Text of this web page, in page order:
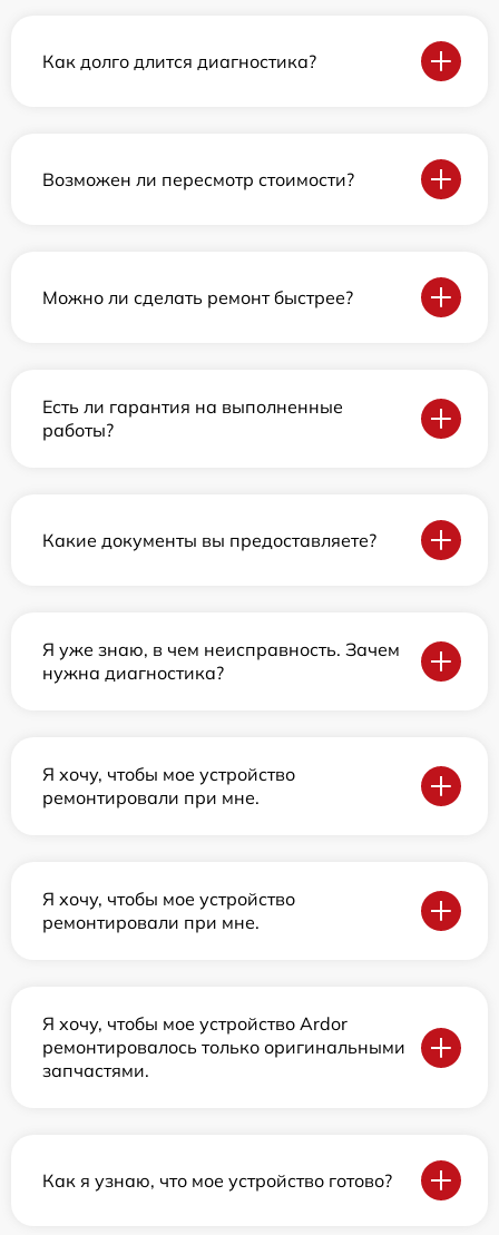
Как долго длится диагностика?
Возможен ли пересмотр стоимости?
Можно ли сделать ремонт быстрее?
Есть ли гарантия на выполненные
работы?
Какие документы вы предоставляете?
Я уже знаю, в чем неисправность. Зачем
нужна диагностика?
Я хочу, чтобы мое устройство
ремонтировали при мне.
Я хочу, чтобы мое устройство
ремонтировали при мне.
Я хочу, чтобы мое устройство Ardor
ремонтировалось только оригинальными
запчастями.
Как я узнаю, что мое устройство готово?